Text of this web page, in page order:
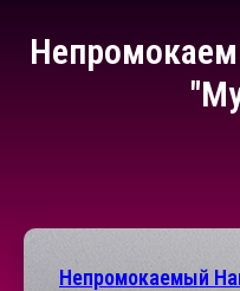
Непромокаемый